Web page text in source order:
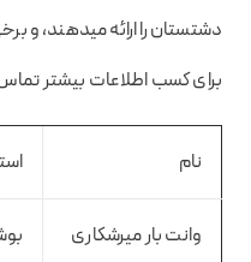
دشتستان را ارائه میدهند،
برای کسب اطلاعات بیشتر
نام
وانت بار میرشکاری